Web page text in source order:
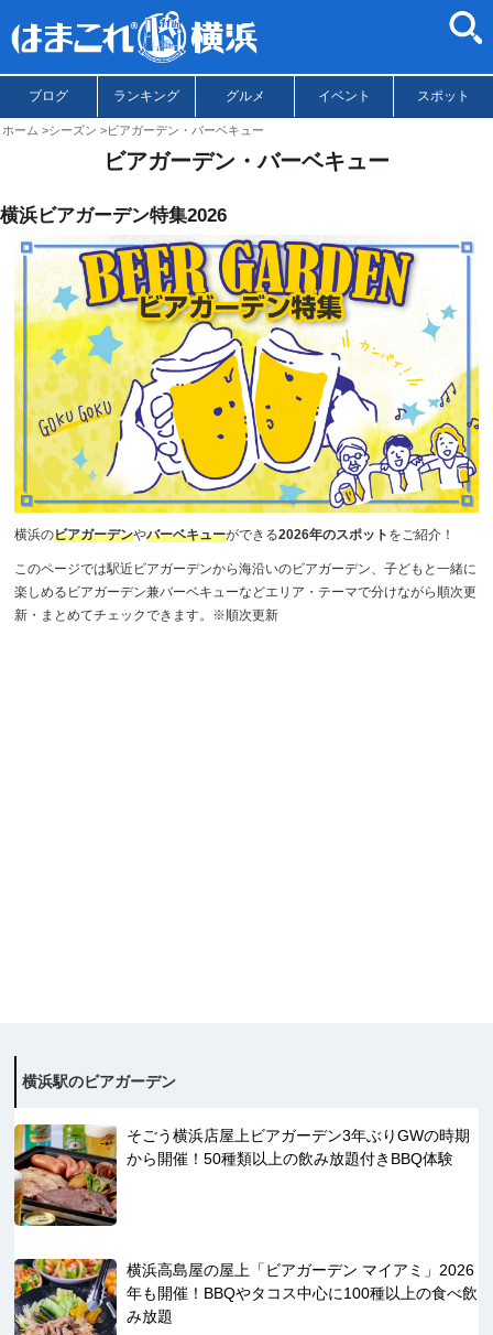
ブログ ランキング グルメ イベント スポット
ホーム シーズン ビアガーデン・バーベキュー
ビアガーデン・バーベキュー
横浜ビアガーデン特集2026
横浜のビアガーデンやバーベキューができる2026年のスポット をご紹介！
このページでは駅近ビアガーデンから海沿いのビアガーデン、子どもと一緒に
楽しめるビアガーデン兼バーベキューなどエリア・テーマで分けながら順次更
新・まとめてチェックできます。※順次更新
横浜駅のビアガーデン
そごう横浜店屋上ビアガーデン3年ぶりGWの時期
から開催！50種類以上の飲み放題付きBBQ体験
横浜高島屋の屋上「ビアガーデン マイアミ」2026
年も開催！BBQやタコス中心に100種以上の食べ飲
み放題